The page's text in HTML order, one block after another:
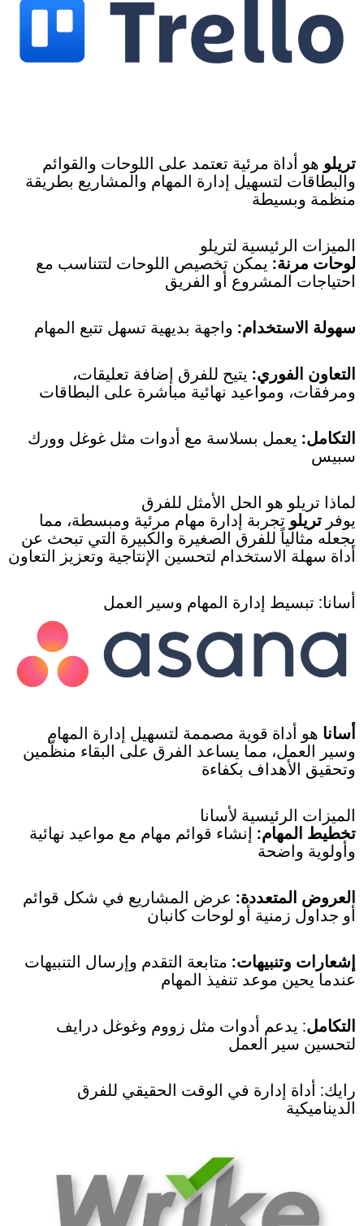
تريلو هو أداة مرئية تعتمد على اللوحات والقوائم
والبطاقات لتسهيل إدارة المهام والمشاريع بطريقة
منظمة وبسيطة
الميزات الرئيسية لتريلو
لوحات مرنة: يمكن تخصيص اللوحات لتتناسب مع
احتياجات المشروع أو الفريق
سهولة الاستخدام: واجهة بديهية تسهل تتبع المهام
التعاون الفوري: يتيح للفرق إضافة تعليقات،
ومرفقات، ومواعيد نهائية مباشرة على البطاقات
التكامل: يعمل بسلاسة مع أدوات مثل غوغل وورك
سبيس
لماذا تريلو هو الحل الأمثل للفرق
يوفر تريلو تجربة إدارة مهام مرئية ومبسطة، مما
يجعله مثالياً للفرق الصغيرة والكبيرة التي تبحث عن
أداة سهلة الاستخدام لتحسين الإنتاجية وتعزيز التعاون
أسانا: تبسيط إدارة المهام وسير العمل
أسانا هو أداة قوية مصممة لتسهيل إدارة المهام
وسير العمل، مما يساعد الفرق على البقاء منظّمين
وتحقيق الأهداف بكفاءة
الميزات الرئيسية لأسانا
تخطيط المهام: إنشاء قوائم مهام مع مواعيد نهائية
وأولوية واضحة
العروض المتعددة: عرض المشاريع في شكل قوائم
أو جداول زمنية أو لوحات كانبان
إشعارات وتنبيهات: متابعة التقدم وإرسال التنبيهات
عندما يحين موعد تنفيذ المهام
التكامل: يدعم أدوات مثل زووم وغوغل درايف
لتحسين سير العمل
رايك: أداة إدارة في الوقت الحقيقي للفرق
الديناميكية